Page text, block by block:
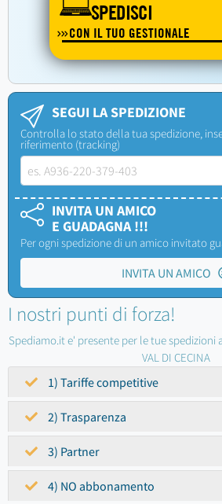
SPEDISCI
CON IL TUO GESTIONALE
SEGUI LA SPEDIZIONE
Controlla lo stato della tua spedizione,
riferimento (tracking)
INVITA UN AMICO
E GUADAGNA !!!
Per ogni spedizione di un amico invitato
INVITA UN AMICO
I nostri punti di forza!
Spediamo.it e' presente per le tue spedizioni
VAL DI CECINA
1) Tariffe competitive
2) Trasparenza
3) Partner
4) NO abbonamento